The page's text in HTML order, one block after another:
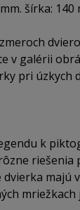
šírka: 140
v galérii
pri úzkych
k
dvierka